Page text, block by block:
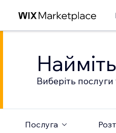
Виберіть
Послуга